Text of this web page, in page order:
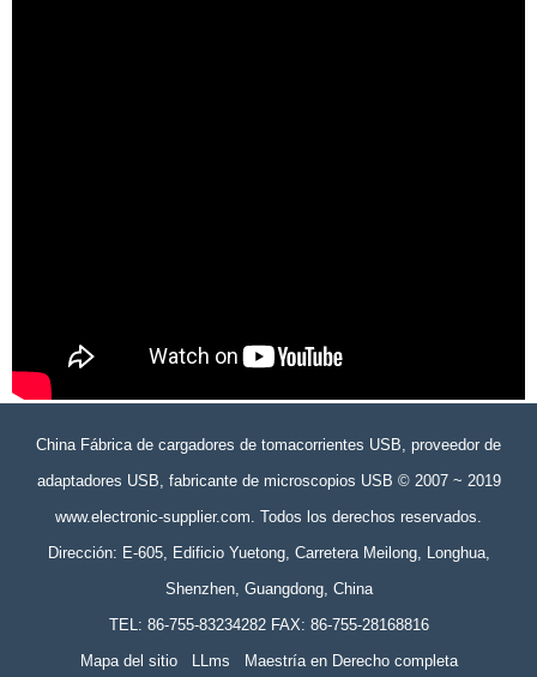
China Fábrica de cargadores de tomacorrientes USB, proveedor de
adaptadores USB, fabricante de microscopios USB © 2007 ~ 2019
www.electronic-supplier.com. Todos los derechos reservados.
Dirección: E-605, Edificio Yuetong, Carretera Meilong, Longhua,
Shenzhen, Guangdong, China
TEL: 86-755-83234282 FAX: 86-755-28168816
Mapa del sitio
LLms Maestría en Derecho completa